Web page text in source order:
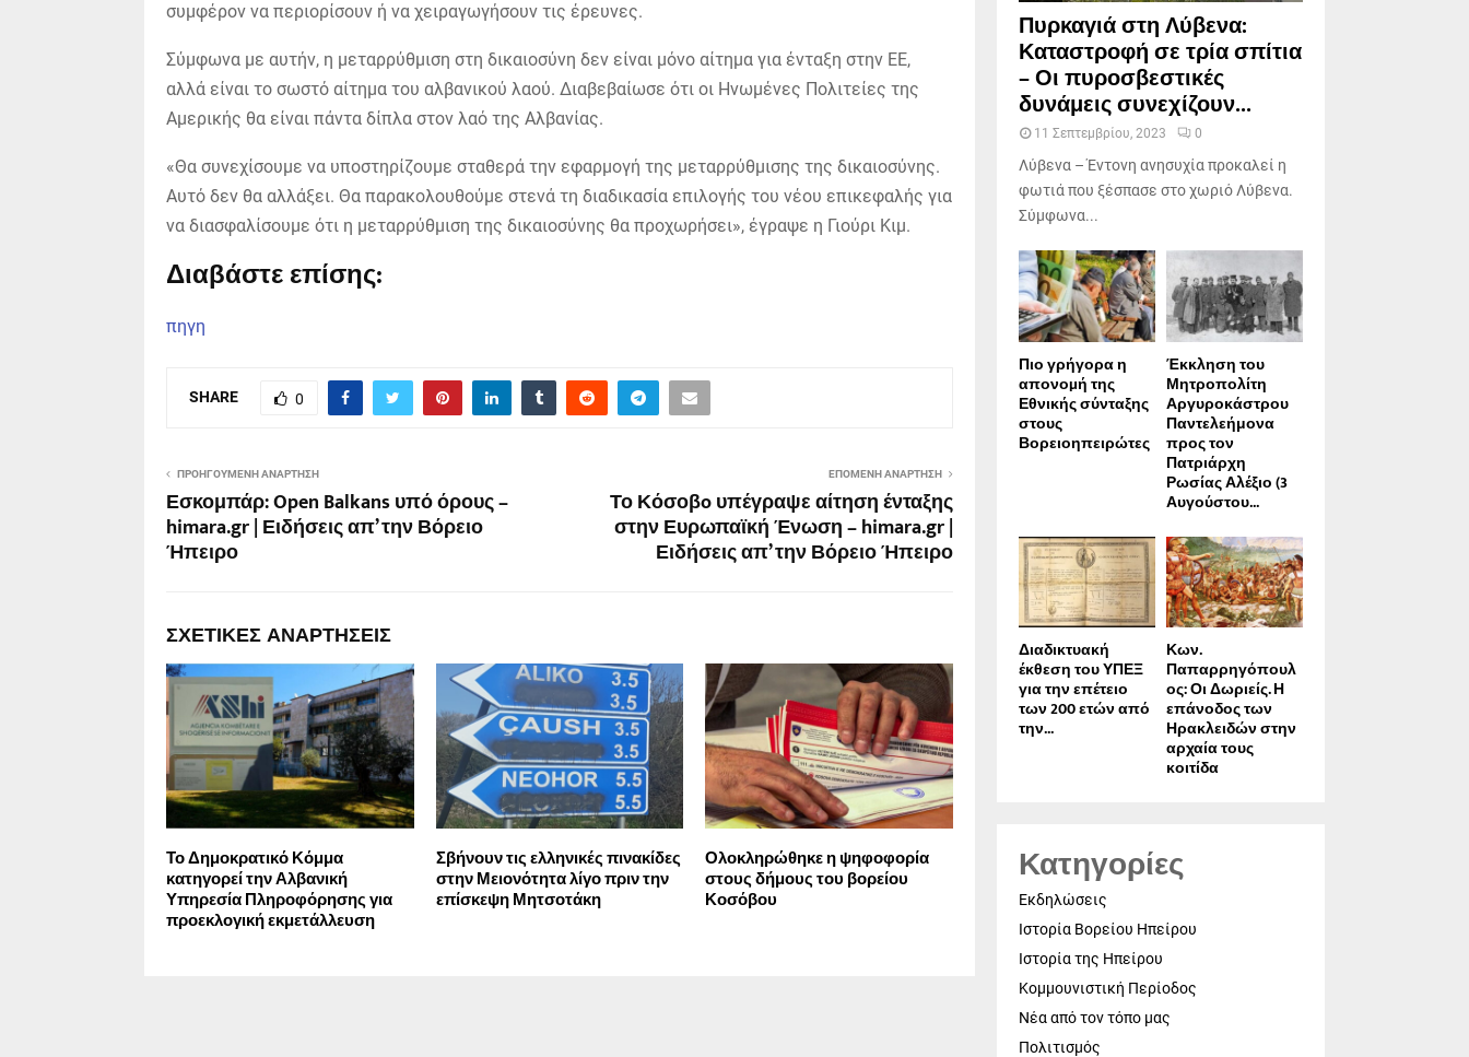
συμφέρον να περιορίσουν ή να χειραγωγήσουν τις έρευνες.
Σύμφωνα με αυτήν, η μεταρρύθμιση στη δικαιοσύνη δεν είναι μόνο αίτημα για ένταξη στην ΕΕ,
αλλά είναι το σωστό αίτημα του αλβανικού λαού. Διαβεβαίωσε ότι οι Ηνωμένες Πολιτείες της
Αμερικής θα είναι πάντα δίπλα στον λαό της Αλβανίας.
«Θα συνεχίσουμε να υποστηρίζουμε σταθερά την εφαρμογή της μεταρρύθμισης της δικαιοσύνης.
Αυτό δεν θα αλλάξει. Θα παρακολουθούμε στενά τη διαδικασία επιλογής του νέου επικεφαλής για
να διασφαλίσουμε ότι η μεταρρύθμιση της δικαιοσύνης θα προχωρήσει», έγραψε η Γιούρι Κιμ.
Διαβάστε επίσης:
πηγη
SHARE 0
ΠΡΟΗΓΟΎΜΕΝΗ ΑΝΆΡΤΗΣΗ
Εσκομπάρ: Open Balkans υπό όρους –
himara.gr | Ειδήσεις απ’ την Βόρειο
Ήπειρο
ΕΠΌΜΕΝΗ ΑΝΆΡΤΗΣΗ
Το Κόσοβo υπέγραψε αίτηση ένταξης
στην Ευρωπαϊκή Ένωση – himara.gr |
Ειδήσεις απ’ την Βόρειο Ήπειρο
ΣΧΕΤΙΚΈΣ ΑΝΑΡΤΉΣΕΙΣ
Το Δημοκρατικό Κόμμα
κατηγορεί την Αλβανική
Υπηρεσία Πληροφόρησης για
προεκλογική εκμετάλλευση
Σβήνουν τις ελληνικές πινακίδες
στην Μειονότητα λίγο πριν την
επίσκεψη Μητσοτάκη
Ολοκληρώθηκε η ψηφοφορία
στους δήμους του βορείου
Κοσόβου
Πυρκαγιά στη Λύβενα:
Καταστροφή σε τρία σπίτια
– Οι πυροσβεστικές
δυνάμεις συνεχίζουν...
11 Σεπτεμβρίου, 2023 0
Λύβενα – Έντονη ανησυχία προκαλεί η
φωτιά που ξέσπασε στο χωριό Λύβενα.
Σύμφωνα...
Πιο γρήγορα η
απονοµή της
Εθνικής σύνταξης
στους
Βορειοηπειρώτες
Έκκληση του
Μητροπολίτη
Αργυροκάστρου
Παντελεήμονα
προς τον
Πατριάρχη
Ρωσίας Αλέξιο (3
Αυγούστου...
Διαδικτυακή
έκθεση του ΥΠΕΞ
για την επέτειο
των 200 ετών από
την...
Κων.
Παπαρρηγόπουλ
ος: Οι Δωριείς. Η
επάνοδος των
Ηρακλειδών στην
αρχαία τους
κοιτίδα
Κατηγορίες
Εκδηλώσεις
Ιστορία Βορείου Ηπείρου
Ιστορία της Ηπείρου
Κομμουνιστική Περίοδος
Νέα από τον τόπο μας
Πολιτισμός